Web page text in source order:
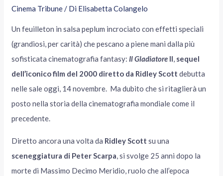
Cinema Tribune/ Di Elisabetta Colangelo
Un feuilleton in salsa peplum incrociato con effetti speciali
(grandiosi, per carità) che pescano a piene mani dalla più
sofisticata cinematografia fantasy: IlGladiatore II, sequel
dell’iconico film del 2000 diretto da Ridley Scott debutta
nelle sale oggi, 14 novembre. Ma dubito che si ritaglierà un
posto nella storia della cinematografia mondiale come il
precedente.
Diretto ancora una volta da Ridley Scott su una
sceneggiatura di Peter Scarpa, si svolge 25 anni dopo la
morte di Massimo Decimo Meridio, ruolo che all’epoca